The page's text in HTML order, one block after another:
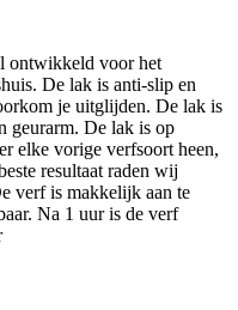
ontwikkeld voor het
De lak is anti-slip en
je uitglijden. De lak is
geurarm. De lak is op
elke vorige verfsoort heen,
resultaat raden wij
verf is makkelijk aan te
Na 1 uur is de verf